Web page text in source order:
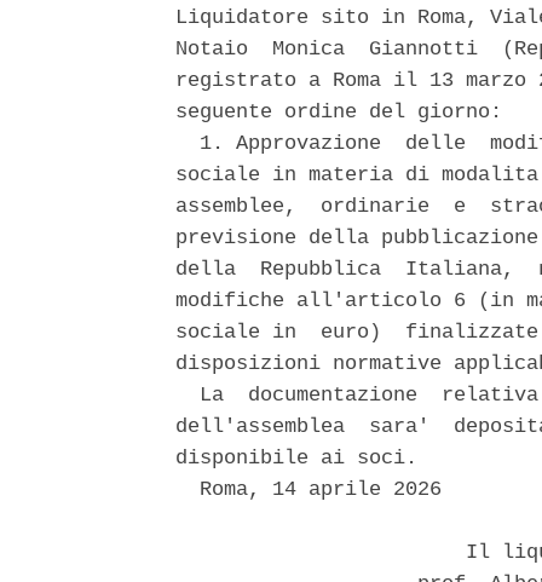
Liquidatore sito in Roma,
Notaio  Monica  Giannotti
registrato a Roma il 13
seguente ordine del giorno:
1. Approvazione  delle
sociale in materia di
assemblee,  ordinarie  e
previsione della
della  Repubblica  Italiana,
modifiche all'articolo 6 (in
sociale in  euro)
disposizioni normative
La  documentazione
dell'assemblea  sara'
disponibile ai soci.
  Roma, 14 aprile 2026
Il